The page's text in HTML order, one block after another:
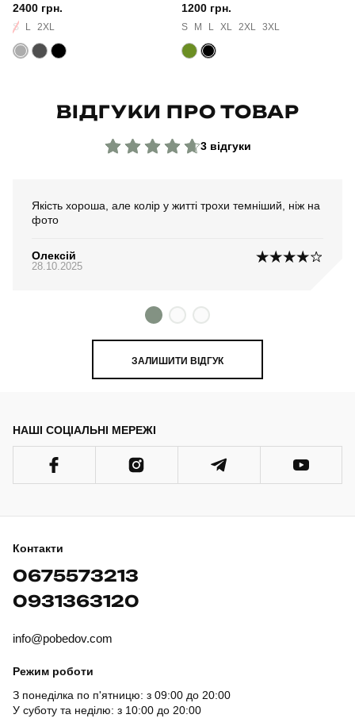
Склад тканини 80% бавовна, 15% поліестер, 5% еластан
Країна - виробник
2400 грн.
S L 2XL
1200 грн.
S M L XL 2XL 3XL
ВІДГУКИ ПРО ТОВАР
3 відгуки
Якість хороша, але колір у житті трохи темніший, ніж на
фото
Олексій
28.10.2025
ЗАЛИШИТИ ВІДГУК
НАШІ СОЦІАЛЬНІ МЕРЕЖІ
Контакти
0675573213
0931363120
info@pobedov.com
Режим роботи
З понеділка по п'ятницю: з 09:00 до 20:00
У суботу та неділю: з 10:00 до 20:00